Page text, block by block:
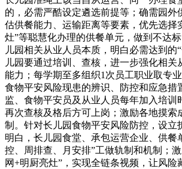
的，必需严酷设定遴选前提等；确需园外
估供餐能力、运输距离等要素，优先选择
灶”等聪慧化办理的供餐单元，做到不达
儿园相关从业人员本质，明白必需达到的
儿园要通过培训、查核，进一步强化相关
能力；每学期至多组织1次员工职业取专
食物平安风险现患的辨识、防控和应急措
监、食物平安员及从业人员每年加入培训
再次查核及格后方可上岗；激励各地摸索
制。针对长儿园食物平安风险防控，设立
明白，长儿园食堂、承包运营企业、供餐
控、周排查、月安排”工做轨制和机制；
网+明厨亮灶”，实现全链条视频，让风险